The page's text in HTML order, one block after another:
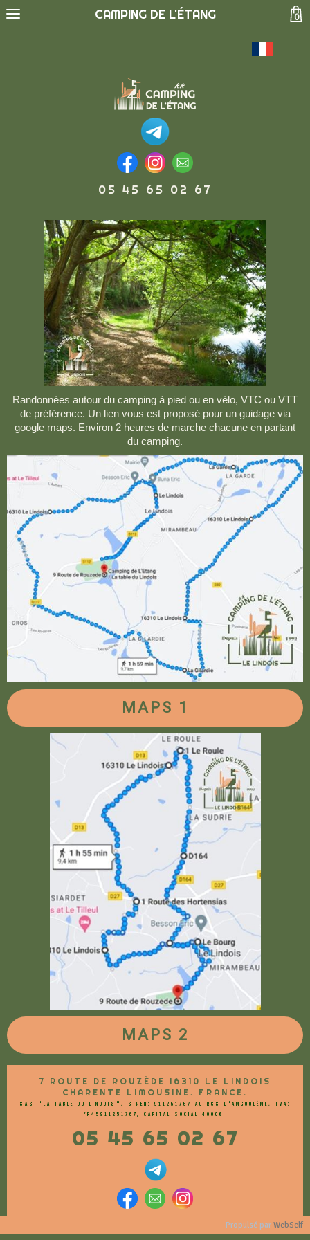
CAMPING DE L'ÉTANG
05 45 65 02 67
Randonnées autour du camping à pied ou en vélo, VTC ou VTT
de préférence. Un lien vous est proposé pour un guidage via
google maps. Environ 2 heures de marche chacune en partant
du camping.
MAPS 1
MAPS 2
7 ROUTE DE ROUZÈDE 16310 LE LINDOIS
CHARENTE LIMOUSINE. FRANCE.
SAS "LA TABLE DU LINDOIS", SIREN: 911251767 AU RCS D'AMGOULÈME, TVA:
FR45911251767, CAPITAL SOCIAL 4000€.
05 45 65 02 67
Propulsé par WebSelf
0